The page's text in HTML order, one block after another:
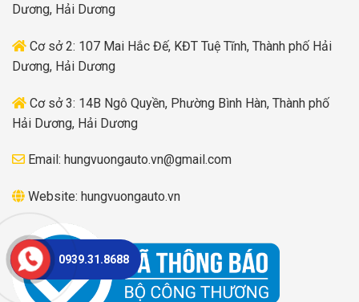
Dương, Hải Dương
Cơ sở 2: 107 Mai Hắc Đế, KĐT Tuệ Tĩnh, Thành phố Hải
Dương, Hải Dương
Cơ sở 3: 14B Ngô Quyền, Phường Bình Hàn, Thành phố
Hải Dương, Hải Dương
Email: hungvuongauto.vn@gmail.com
Website: hungvuongauto.vn
0939.31.8688